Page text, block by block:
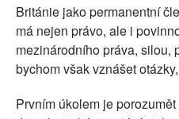
SOCIÁLNÍ SÍTĚ
RUBRIKY
Británie jako permanentní
má nejen právo, ale i
mezinárodního práva, silou,
bychom však vznášet otázky,
Prvním úkolem je